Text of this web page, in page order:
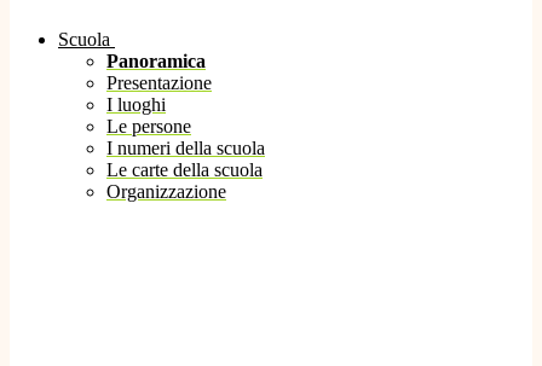
Scuola
Panoramica
Presentazione
I luoghi
Le persone
I numeri della scuola
Le carte della scuola
Organizzazione